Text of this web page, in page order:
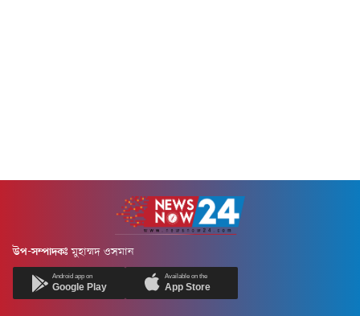
উপ-সম্পাদকঃ মুহাম্মদ ওসমান
Android app on
Google Play
Available on the
App Store